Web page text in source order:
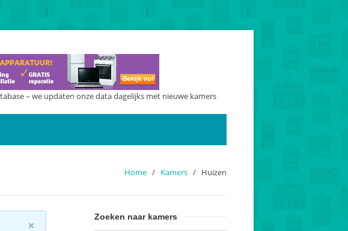
– we updaten onze data dagelijks met nieuwe kamers
Home / Kamers / Huizen
Zoeken naar kamers